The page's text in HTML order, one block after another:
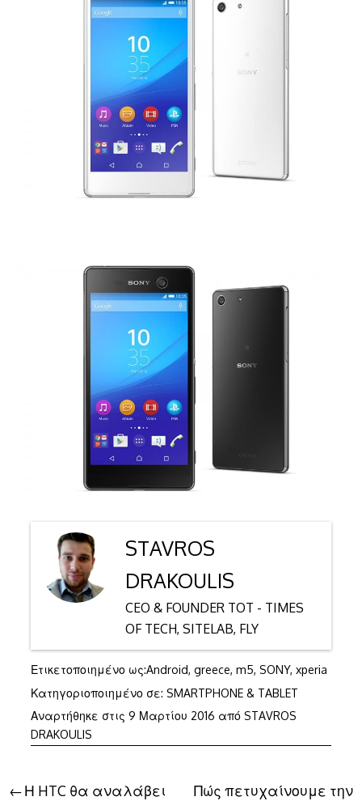
STAVROS
DRAKOULIS
CEO & FOUNDER TOT - TIMES
OF TECH, SITELAB, FLY
Ετικετοποιημένο ως:Android, greece, m5, SONY, xperia
Κατηγοριοποιημένο σε: SMARTPHONE & TABLET
Αναρτήθηκε στις 9 Μαρτίου 2016 από STAVROS
DRAKOULIS
Πλοήγηση
Η HTC θα αναλάβει Πώς πετυχαίνουμε την